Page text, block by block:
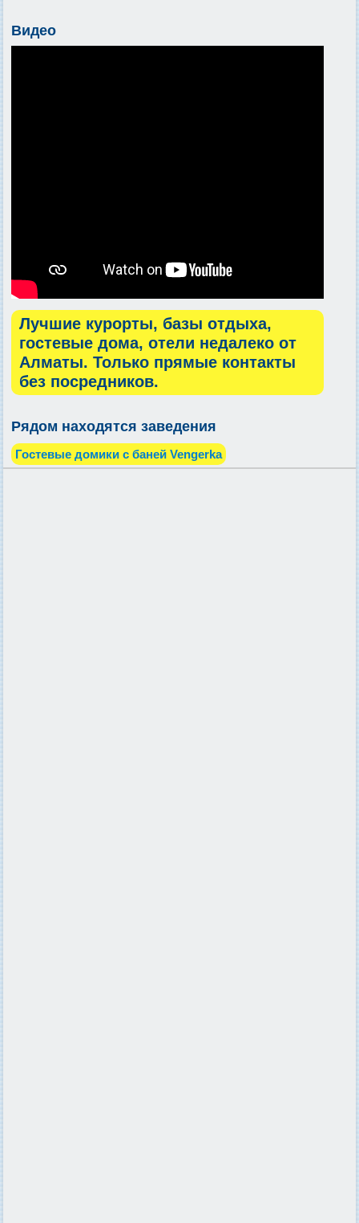
Видео
Лучшие курорты, базы отдыха,
гостевые дома, отели недалеко от
Алматы. Только прямые контакты
без посредников.
Рядом находятся заведения
Гостевые домики с баней Vengerka